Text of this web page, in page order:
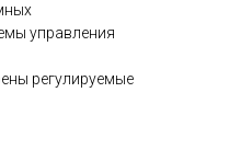
управления
регулируемые